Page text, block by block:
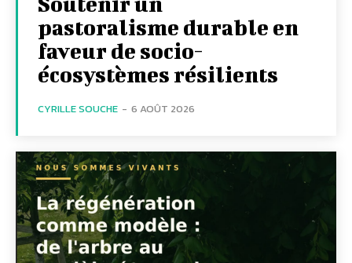
pastoralisme durable en
faveur de socio-
écosystèmes résilients
CYRILLE SOUCHE - 6 AOÛT 2026